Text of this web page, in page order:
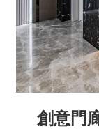
創意門